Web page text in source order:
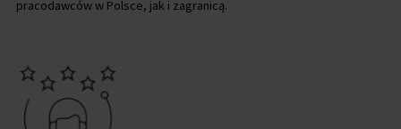
pracodawców w Polsce, jak i zagranicą.